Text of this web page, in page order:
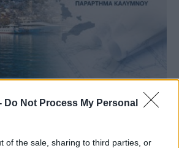
Do Not Process My Personal
of the sale, sharing to third parties, or
οι σχέσεις ΤΕΕ Καλύμνου και
Ταμείου – Νέα σκληρή απάντηση